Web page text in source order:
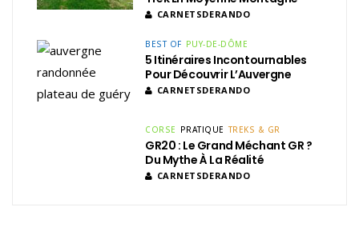
CARNETSDERANDO
BEST OF PUY-DE-DÔME
5 Itinéraires Incontournables
Pour Découvrir L’Auvergne
CARNETSDERANDO
CORSE PRATIQUE TREKS & GR
GR20 : Le Grand Méchant GR ?
Du Mythe À La Réalité
CARNETSDERANDO